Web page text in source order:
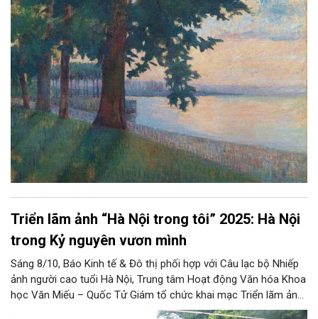
Triển lãm ảnh “Hà Nội trong tôi” 2025: Hà Nội
trong Kỷ nguyên vươn mình
Sáng 8/10, Báo Kinh tế & Đô thị phối hợp với Câu lạc bộ Nhiếp
ảnh người cao tuổi Hà Nội, Trung tâm Hoạt động Văn hóa Khoa
học Văn Miếu – Quốc Tử Giám tổ chức khai mạc Triển lãm ảnh
“Hà Nội trong tôi” lần thứ 20 - năm 2025 với chủ đề “Hà Nội